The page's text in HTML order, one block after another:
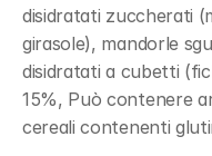
disidratati zuccherati
girasole), mandorle
disidratati a cubetti
15%, Può contenere
cereali contenenti